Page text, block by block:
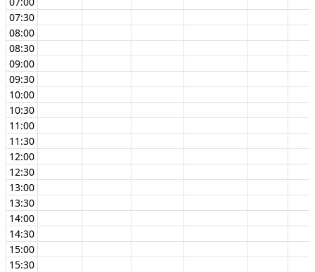
07:30
08:00
08:30
09:00
09:30
10:00
10:30
11:00
11:30
12:00
12:30
13:00
13:30
14:00
14:30
15:00
15:30